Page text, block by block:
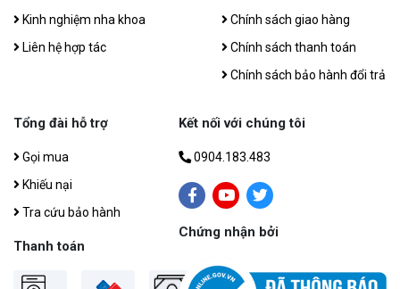
Kinh nghiệm nha khoa
Liên hệ hợp tác
Chính sách giao hàng
Chính sách thanh toán
Chính sách bảo hành đổi trả
Tổng đài hỗ trợ
Gọi mua
Khiếu nại
Tra cứu bảo hành
Thanh toán
Kết nối với chúng tôi
0904.183.483
Chứng nhận bởi